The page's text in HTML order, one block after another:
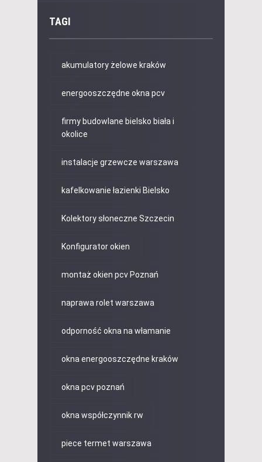
TAGI
akumulatory żelowe kraków
energooszczędne okna pcv
firmy budowlane bielsko biała i
okolice
instalacje grzewcze warszawa
kafelkowanie łazienki Bielsko
Kolektory słoneczne Szczecin
Konfigurator okien
montaż okien pcv Poznań
naprawa rolet warszawa
odporność okna na włamanie
okna energooszczędne kraków
okna pcv poznań
okna współczynnik rw
piece termet warszawa